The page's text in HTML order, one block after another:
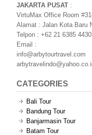
JAKARTA PUSAT :
VirtuMax Office Room
Alamat : Jalan Kota Baru
Telpon : +62 21 6385 4430
Email :
info@arbytourtravel.com
CATEGORIES
Bali Tour
Bandung Tour
Banjarmasin Tour
Batam Tour